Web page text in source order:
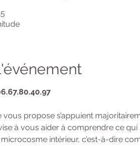
propose s’appuient
à vous aider à comprendre ce
intérieur, c’est-à-dire